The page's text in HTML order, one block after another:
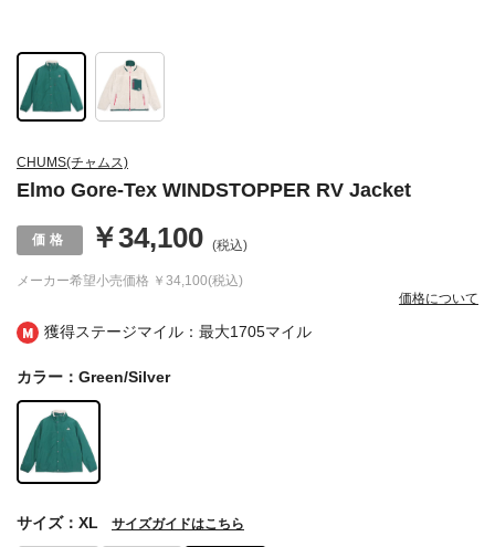
獲得ステージマイル：最大1705マイル
CHUMS(チャムス)
Elmo Gore-Tex WINDSTOPPER RV Jacket
メーカー希望小売価格 ￥34,100(税込)
￥34,100 (税込)
価格について
カラー：Green/Silver
サイズ：XL サイズガイドはこちら